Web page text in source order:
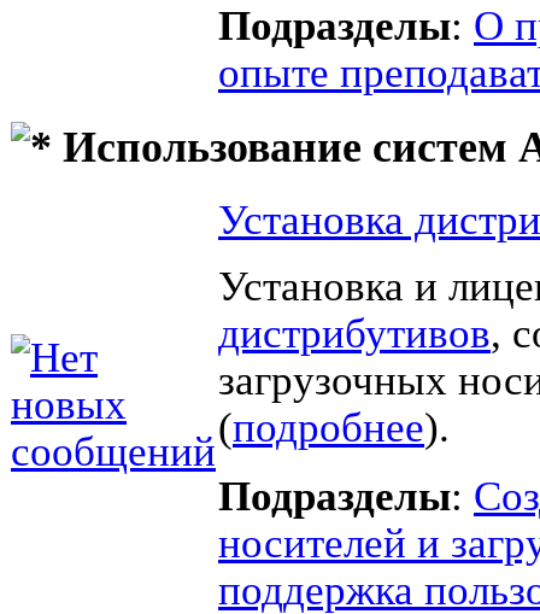
Подразделы: О
опыте
Использование систем
Установка
Установка и
дистрибутивов,
загрузочных
(подробнее).
Подразделы:
носителей и
поддержка